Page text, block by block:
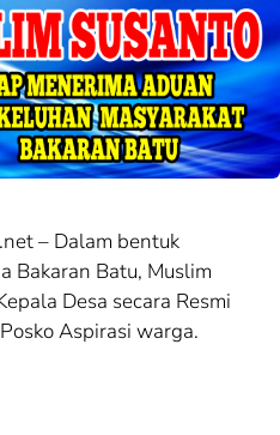
– Dalam bentuk
Bakaran Batu, Muslim
Desa secara Resmi
Aspirasi warga.